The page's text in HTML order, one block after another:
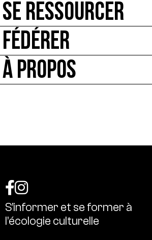
SE RESSOURCER
FÉDÉRER
À PROPOS
S’informer et se former à
l’écologie culturelle